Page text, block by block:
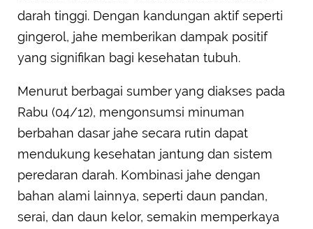
darah tinggi. Dengan kandungan aktif seperti
gingerol, jahe memberikan dampak positif
yang signifikan bagi kesehatan tubuh.
Menurut berbagai sumber yang diakses pada
Rabu (04/12), mengonsumsi minuman
berbahan dasar jahe secara rutin dapat
mendukung kesehatan jantung dan sistem
peredaran darah. Kombinasi jahe dengan
bahan alami lainnya, seperti daun pandan,
serai, dan daun kelor, semakin memperkaya